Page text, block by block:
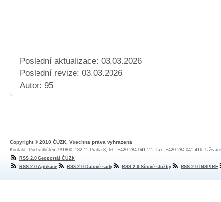
Poslední aktualizace: 03.03.2026
Poslední revize: 03.03.2026
Autor: 95
Copyright © 2010 ČÚZK, Všechna práva vyhrazena
Kontakt: Pod sídlištěm 9/1800, 182 11 Praha 8, tel.: +420 284 041 111, fax: +420 284 041 416,
RSS 2.0 Geoportál ČÚZK
RSS 2.0 Aplikace
RSS 2.0 Datové sady RSS 2.0 Síťové služby RSS 2.0 INSPIRE